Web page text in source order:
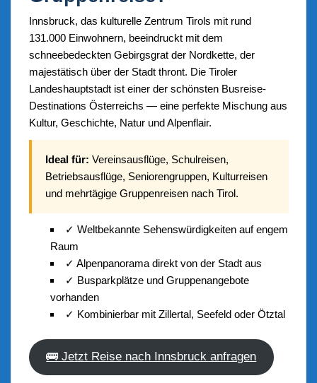
Innsbruck, das kulturelle Zentrum Tirols mit rund
131.000 Einwohnern, beeindruckt mit dem
schneebedeckten Gebirgsgrat der Nordkette, der
majestätisch über der Stadt thront. Die Tiroler
Landeshauptstadt ist einer der schönsten Busreise-
Destinations Österreichs — eine perfekte Mischung aus
Kultur, Geschichte, Natur und Alpenflair.
Ideal für: Vereinsausflüge, Schulreisen,
Betriebsausflüge, Seniorengruppen, Kulturreisen
und mehrtägige Gruppenreisen nach Tirol.
✓ Weltbekannte Sehenswürdigkeiten auf engem
Raum
✓ Alpenpanorama direkt von der Stadt aus
✓ Busparkplätze und Gruppenangebote
vorhanden
✓ Kombinierbar mit Zillertal, Seefeld oder Ötztal
🚌 Jetzt Reise nach Innsbruck anfragen